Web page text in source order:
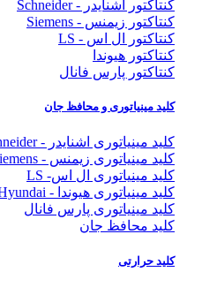
کنتاکتور اشنایدر - Schneider
کنتاکتور زیمنس - Siemens
کنتاکتور ال اس - LS
کنتاکتور هیوندا
کنتاکتور پارس فانال
کلید مینیاتوری و محافظ جان
کلید مینیاتوری اشنایدر - Schneider
کلید مینیاتوری زیمنس - Siemens
کلید مینیاتوری ال اس- LS
کلید مینیاتوری هیوندا - Hyundai
کلید مینیاتوری پارس فانال
کلید محافظ جان
کلید حرارتی